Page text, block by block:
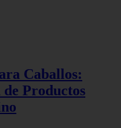
Caballos:
Productos